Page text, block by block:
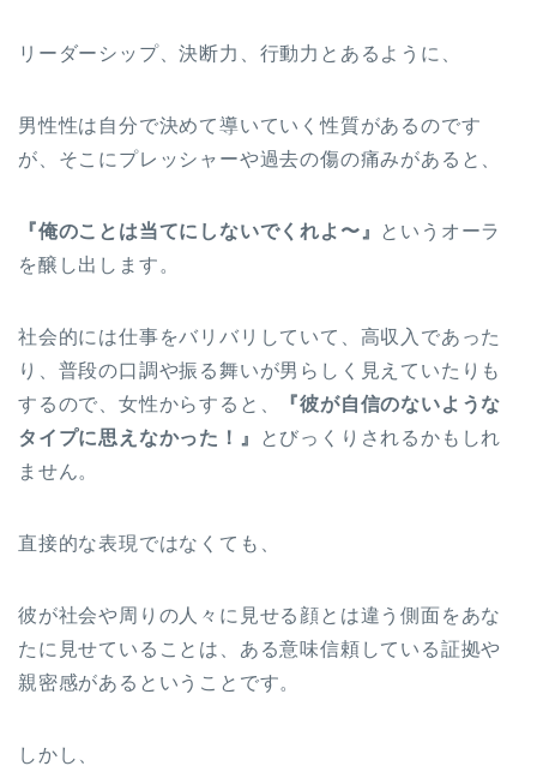
リーダーシップ、決断力、行動力とあるように、
男性性は自分で決めて導いていく性質があるのです
が、そこにプレッシャーや過去の傷の痛みがあると、
『俺のことは当てにしないでくれよ〜』
というオーラ
を醸し出します。
社会的には仕事をバリバリしていて、高収入であった
り、普段の口調や振る舞いが男らしく見えていたりも
するので、女性からすると、
『彼が自信のないような
タイプに思えなかった！』
とびっくりされるかもしれ
ません。
直接的な表現ではなくても、
彼が社会や周りの人々に見せる顔とは違う側面をあな
たに見せていることは、ある意味信頼している証拠や
親密感があるということです。
しかし、